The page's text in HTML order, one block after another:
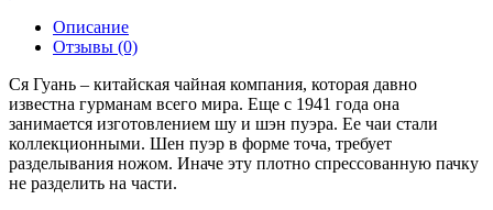
Описание
Отзывы (0)
Ся Гуань – китайская чайная компания, которая давно
известна гурманам всего мира. Еще с 1941 года она
занимается изготовлением шу и шэн пуэра. Ее чаи стали
коллекционными. Шен пуэр в форме точа, требует
разделывания ножом. Иначе эту плотно спрессованную пачку
не разделить на части.